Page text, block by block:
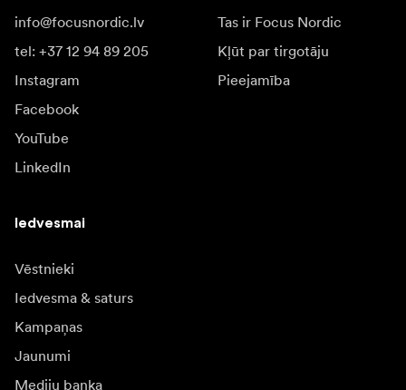
info@focusnordic.lv
tel: +37 12 94 89 205
Instagram
Facebook
YouTube
LinkedIn
Tas ir Focus Nordic
Kļūt par tirgotāju
Pieejamība
Iedvesmai
Vēstnieki
Iedvesma & saturs
Kampaņas
Jaunumi
Mediju banka